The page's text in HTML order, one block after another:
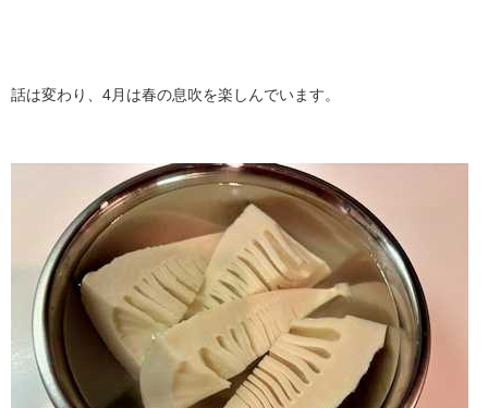
話は変わり、4月は春の息吹を楽しんでいます。